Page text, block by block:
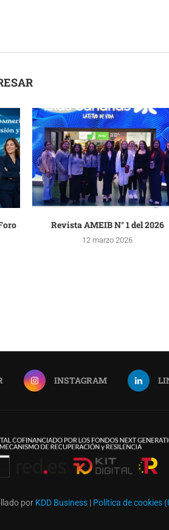
Revista AMEIB N° 1 del 2026
12 marzo 2026
INSTAGRAM
por KDD Business | Política de cookies